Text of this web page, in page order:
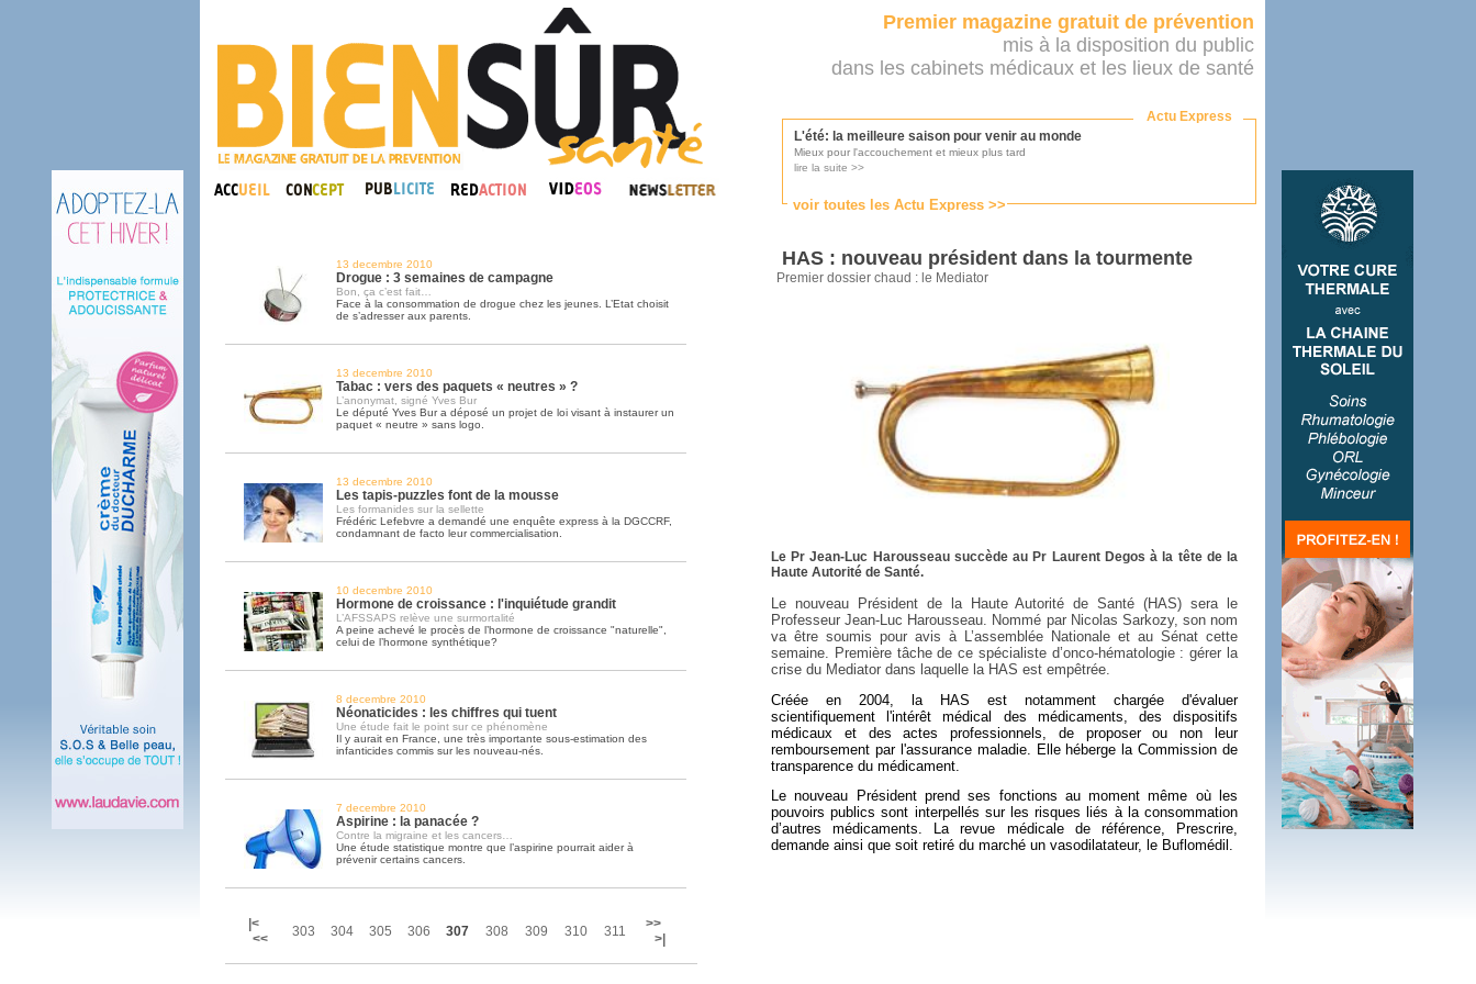
Premier magazine gratuit de prévention
mis à la disposition du public
dans les cabinets médicaux et les lieux de santé
Actu Express
voir toutes les Actu Express >>
L'été: la meilleure saison pour venir au monde
Mieux pour l'accouchement et mieux plus tard
lire la suite >>
Consultés par l'Ordre des médecins, pas par le ministère...
lire la suite >>
DMP, l'Arlésienne va devenir réalité
Déploiement prévu au 4ème trimestre 2016
La journée mondiale des soins palliatifs n'a pas été inutile
lire la suite >>
13 decembre 2010
Drogue : 3 semaines de campagne
Bon, ça c’est fait…
Face à la consommation de drogue chez les jeunes. L’Etat choisit
de s’adresser aux parents.
13 decembre 2010
Tabac : vers des paquets « neutres » ?
L’anonymat, signé Yves Bur
Le député Yves Bur a déposé un projet de loi visant à instaurer un
paquet « neutre » sans logo.
13 decembre 2010
Les tapis-puzzles font de la mousse
Les formanides sur la sellette
Frédéric Lefebvre a demandé une enquête express à la DGCCRF,
condamnant de facto leur commercialisation.
10 decembre 2010
Hormone de croissance : l'inquiétude grandit
L’AFSSAPS relève une surmortalité
A peine achevé le procès de l’hormone de croissance "naturelle",
celui de l’hormone synthétique?
8 decembre 2010
Néonaticides : les chiffres qui tuent
Une étude fait le point sur ce phénomène
Il y aurait en France, une très importante sous-estimation des
infanticides commis sur les nouveau-nés.
7 decembre 2010
Aspirine : la panacée ?
Contre la migraine et les cancers…
Une étude statistique montre que l’aspirine pourrait aider à
prévenir certains cancers.
|<
<<
303 304 305 306 307 308 309 310 311
>>
>|
HAS : nouveau président dans la tourmente
Premier dossier chaud : le Mediator
Le Pr Jean-Luc Harousseau succède au Pr Laurent Degos à la tête de la
Haute Autorité de Santé.
Le nouveau Président de la Haute Autorité de Santé (HAS) sera le
Professeur Jean-Luc Harousseau. Nommé par Nicolas Sarkozy, son nom
va être soumis pour avis à L’assemblée Nationale et au Sénat cette
semaine. Première tâche de ce spécialiste d’onco-hématologie : gérer la
crise du Mediator dans laquelle la HAS est empêtrée.
Créée en 2004, la HAS est notamment chargée d'évaluer
scientifiquement l'intérêt médical des médicaments, des dispositifs
médicaux et des actes professionnels, de proposer ou non leur
remboursement par l'assurance maladie. Elle héberge la Commission de
transparence du médicament.
Le nouveau Président prend ses fonctions au moment même où les
pouvoirs publics sont interpellés sur les risques liés à la consommation
d’autres médicaments. La revue médicale de référence, Prescrire,
demande ainsi que soit retiré du marché un vasodilatateur, le Buflomédil.